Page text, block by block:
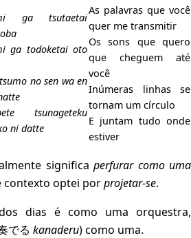
ga tsutaetai
ga todoketai oto
no sen wa en
tsunageteku
ni datte
As palavras que você
quer me transmitir
Os sons que quero
que cheguem até
você
Inúmeras linhas se
tornam um círculo
E juntam tudo onde
estiver
significa perfurar como uma
contexto optei porprojetar-se.
dias é como uma orquestra,
でる kanaderu) como uma.